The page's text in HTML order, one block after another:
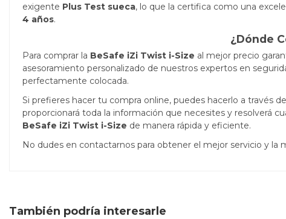
exigente Plus Test sueca, lo que la certifica como una
4 años.
¿Dónde
Para comprar la BeSafe iZi Twist i-Size al mejor precio
asesoramiento personalizado de nuestros expertos en
perfectamente colocada.
Si prefieres hacer tu compra online, puedes hacerlo a través
proporcionará toda la información que necesites y resolverá
BeSafe iZi Twist i-Size de manera rápida y eficiente.
No dudes en contactarnos para obtener el mejor servicio y la
También podría interesarle